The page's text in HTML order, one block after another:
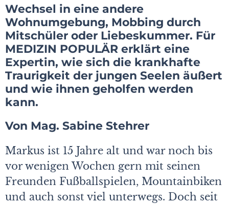
Wechsel in eine andere
Wohnumgebung, Mobbing durch
Mitschüler oder Liebeskummer. Für
MEDIZIN POPULÄR erklärt eine
Expertin, wie sich die krankhafte
Traurigkeit der jungen Seelen äußert
und wie ihnen geholfen werden
kann.
Von Mag. Sabine Stehrer
Markus ist 15 Jahre alt und war noch bis
vor wenigen Wochen gern mit seinen
Freunden Fußballspielen, Mountainbiken
und auch sonst viel unterwegs. Doch seit